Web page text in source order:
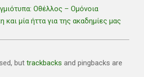
Οθέλλος – Ομόνοια
και μία ήττα για της ακαδημίες μας
but trackbacks and pingbacks are